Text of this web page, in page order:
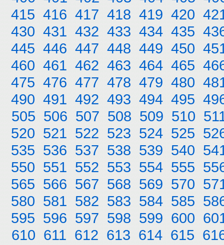
415 416 417 418 419 420
430 431 432 433 434 435
445 446 447 448 449 450
460 461 462 463 464 465
475 476 477 478 479 480
490 491 492 493 494 495
505 506 507 508 509 510
520 521 522 523 524 525
535 536 537 538 539 540
550 551 552 553 554 555
565 566 567 568 569 570
580 581 582 583 584 585
595 596 597 598 599 600
610 611 612 613 614 615